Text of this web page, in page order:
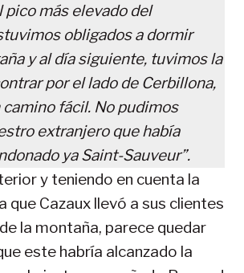
pico más elevado del
obligados a dormir
y al día siguiente, tuvimos la
por el lado de Cerbillona,
camino fácil. No pudimos
extranjero que había
ya Saint-Sauveur”.
y teniendo en cuenta la
que Cazaux llevó a sus clientes
la montaña, parece quedar
este habría alcanzado la